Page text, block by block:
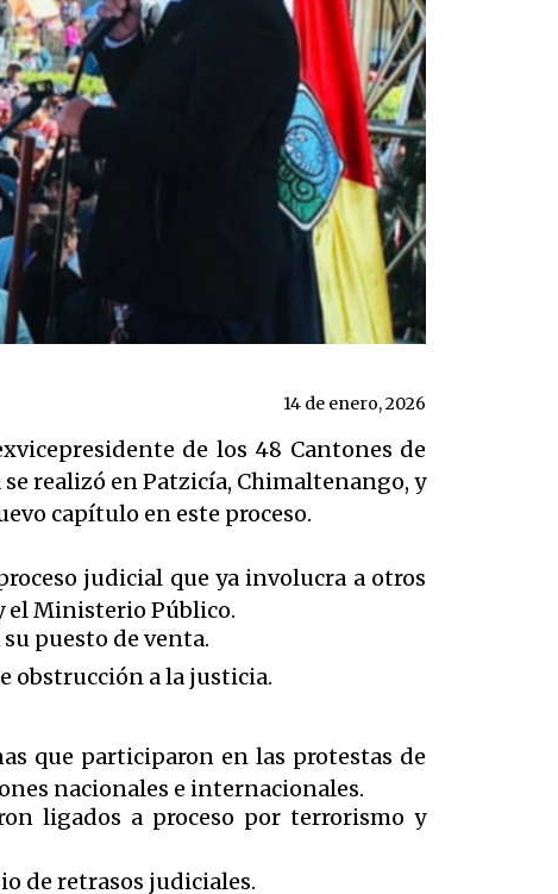
14 de enero, 2026
de los 48 Cantones de
realizó en Patzicía, Chimaltenango, y
capítulo en este proceso.
judicial que ya involucra a otros
el Ministerio Público.
puesto de venta.
obstrucción a la justicia.
que participaron en las protestas de
nacionales e internacionales.
ligados a proceso por terrorismo y
de retrasos judiciales.